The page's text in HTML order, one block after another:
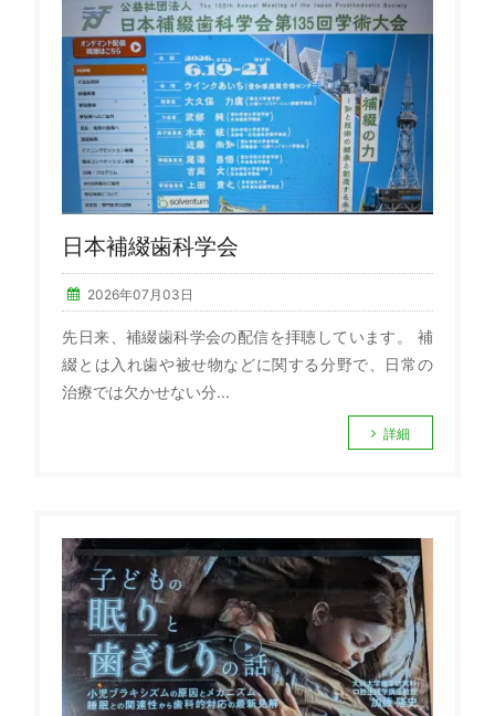
日本補綴歯科学会
2026年07月03日
先日来、補綴歯科学会の配信を拝聴しています。 補
綴とは入れ歯や被せ物などに関する分野で、日常の
治療では欠かせない分...
詳細